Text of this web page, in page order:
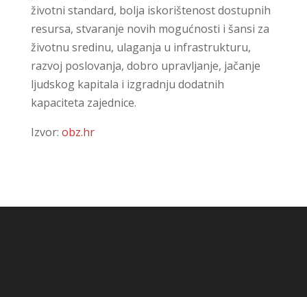
životni standard, bolja iskorištenost dostupnih
resursa, stvaranje novih mogućnosti i šansi za
životnu sredinu, ulaganja u infrastrukturu,
razvoj poslovanja, dobro upravljanje, jačanje
ljudskog kapitala i izgradnju dodatnih
kapaciteta zajednice.
Izvor: obz.hr